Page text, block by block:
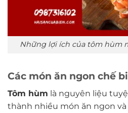
Những lợi ích của tôm hùm
Các món ăn ngon chế
Tôm hùm là nguyên liệu
thành nhiều món ăn ngon và